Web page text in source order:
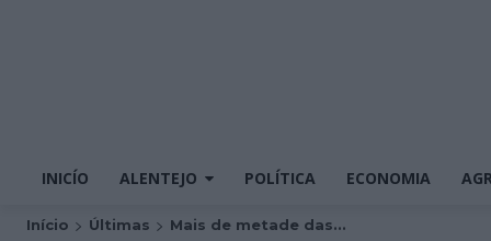
INICÍO ALENTEJO POLÍTICA ECONOMIA
Início Últimas Mais de metade das...